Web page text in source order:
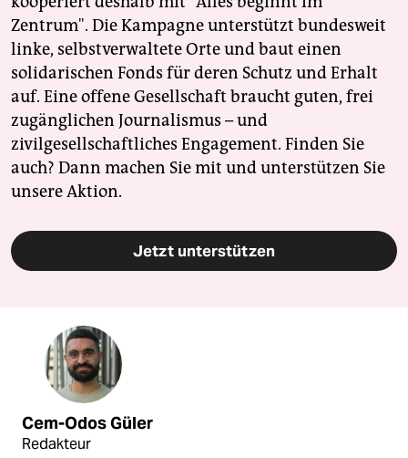
Zentrum". Die Kampagne unterstützt bundesweit
linke, selbstverwaltete Orte und baut einen
solidarischen Fonds für deren Schutz und Erhalt
auf. Eine offene Gesellschaft braucht guten, frei
zugänglichen Journalismus – und
zivilgesellschaftliches Engagement. Finden Sie
auch? Dann machen Sie mit und unterstützen Sie
unsere Aktion.
Jetzt unterstützen
Cem-Odos Güler
Redakteur